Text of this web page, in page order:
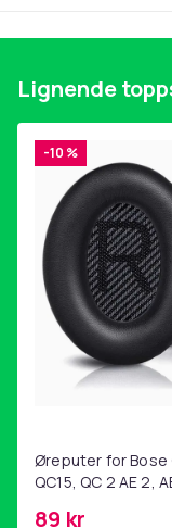
Lignende
-10 %
Øreputer for Bose
QC15, QC 2 AE 2,
89 kr